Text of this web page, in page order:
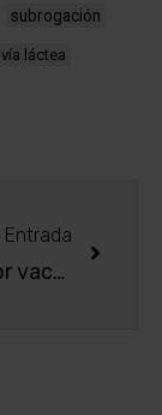
subrogación
vía láctea
Cerrado por vacaciones